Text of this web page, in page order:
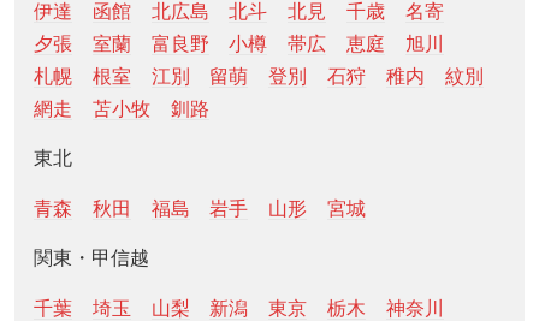
伊達 函館 北広島 北斗 北見 千歳
名寄
夕張
室蘭 富良野 小樽 帯広 恵庭
旭川
札幌
根室 江別 留萌 登別 石狩 稚内
紋別
網走
苫小牧 釧路
東北
青森 秋田 福島 岩手 山形 宮城
関東・甲信越
千葉 埼玉 山梨 新潟 東京 栃木
神奈川